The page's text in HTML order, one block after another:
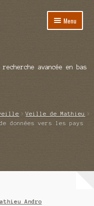
Menu
Ouvrir
avancée en bas
Veille de Mathieu
données vers les pays
Andro